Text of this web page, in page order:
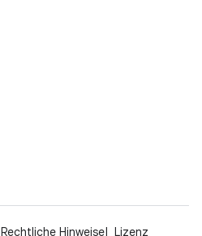
Rechtliche Hinweise Lizenz